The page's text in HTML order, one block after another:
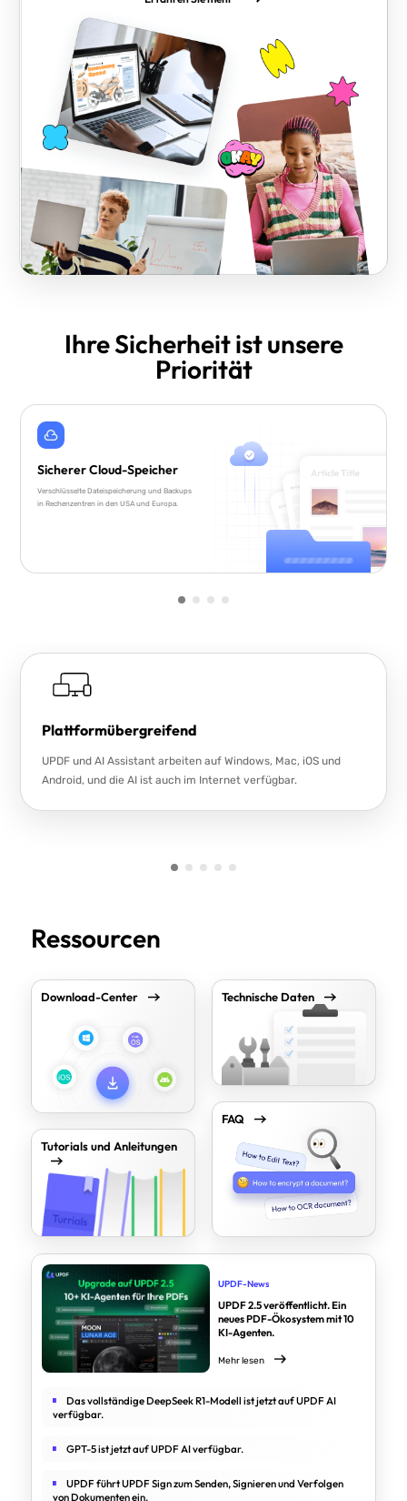
Ihre Sicherheit ist unsere
Priorität
Sicherer Cloud-Speicher
Verschlüsselte Dateispeicherung und Backups
in Rechenzentren in den USA und Europa.
Plattformübergreifend
UPDF und AI Assistant arbeiten auf Windows, Mac, iOS und
Android, und die AI ist auch im Internet verfügbar.
Ressourcen